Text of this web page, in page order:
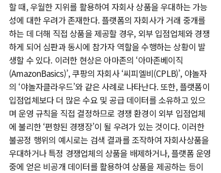
할 때, 우월한 지위를 활용하여 자회사 상품을 우대하는 가능
성에 대한 우려가 존재한다. 플랫폼의 자회사가 거래 중개를
하는 데 더해 직접 상품을 제공할 경우, 외부 입점업체와 경쟁
하게 되어 심판과 동시에 참가자 역할을 수행하는 상황이 발
생할 수 있다. 이러한 현상은 아마존의 ‘아마존베이직
(AmazonBasics)’, 쿠팡의 자회사 ‘씨피엘비(CPLB)’, 야놀자
의 ‘야놀자클라우드’와 같은 사례로 나타난다. 또한, 플랫폼이
입점업체보다 더 많은 수요 및 공급 데이터를 소유하고 있으
며 운영 규칙을 직접 결정하므로 경쟁 환경이 외부 입점업체
에 불리한 ‘편향된 경쟁장’이 될 우려가 있는 것이다. 이러한
불공정 행위의 예시로는 검색 결과를 조작하여 자회사상품을
우대하거나 특정 경쟁업체의 상품을 배제하거나, 플랫폼 운영
중에 얻은 비공개 데이터를 활용하여 상품을 제공하는 등이